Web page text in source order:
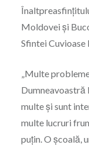
Moldovei și
Sfintei Cuvioase
„Multe
Dumneavoastră
multe și sunt
multe lucruri
puțin. O școală,